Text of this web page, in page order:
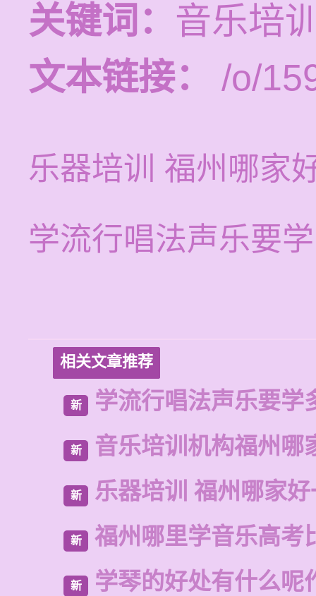
关键词： 音乐培
文本链接：
/o/
乐器培训 福州哪家
学流行唱法声乐要
相关文章推荐
新 学流行唱法声乐要学
新 音乐培训机构福州哪
新 乐器培训 福州哪家
新 福州哪里学音乐高考
新 学琴的好处有什么呢